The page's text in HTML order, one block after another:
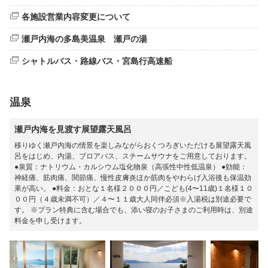
各施設営業内容変更について
瀬戸内海の多島美温泉 瀬戸の湯
シャトルバス・路線バス・宮島行高速船
温泉
瀬戸内海を見渡す展望露天風呂
移りゆく瀬戸内海の情景を楽しみながらおくつろぎいただける展望露天風
呂をはじめ、内湯、ブロアバス、スチームサウナをご用意しております。
●泉質：ナトリウム・カルシウム塩化物泉（高張性中性低温泉） ●効能：
神経痛、筋肉痛、関節痛、慢性皮膚炎ほか筋肉をやわらげ入浴後も保温効
果が高い。 ●料金：おとな１名様２０００円／こども(4〜11歳)１名様１０
００円（４歳未満不可）／４〜１１歳大人同伴必須※入湯税は別途必要で
す。 ※プラン特典に含む場合でも、添い寝のお子さまのご利用時は、別途
料金を申し受けます。